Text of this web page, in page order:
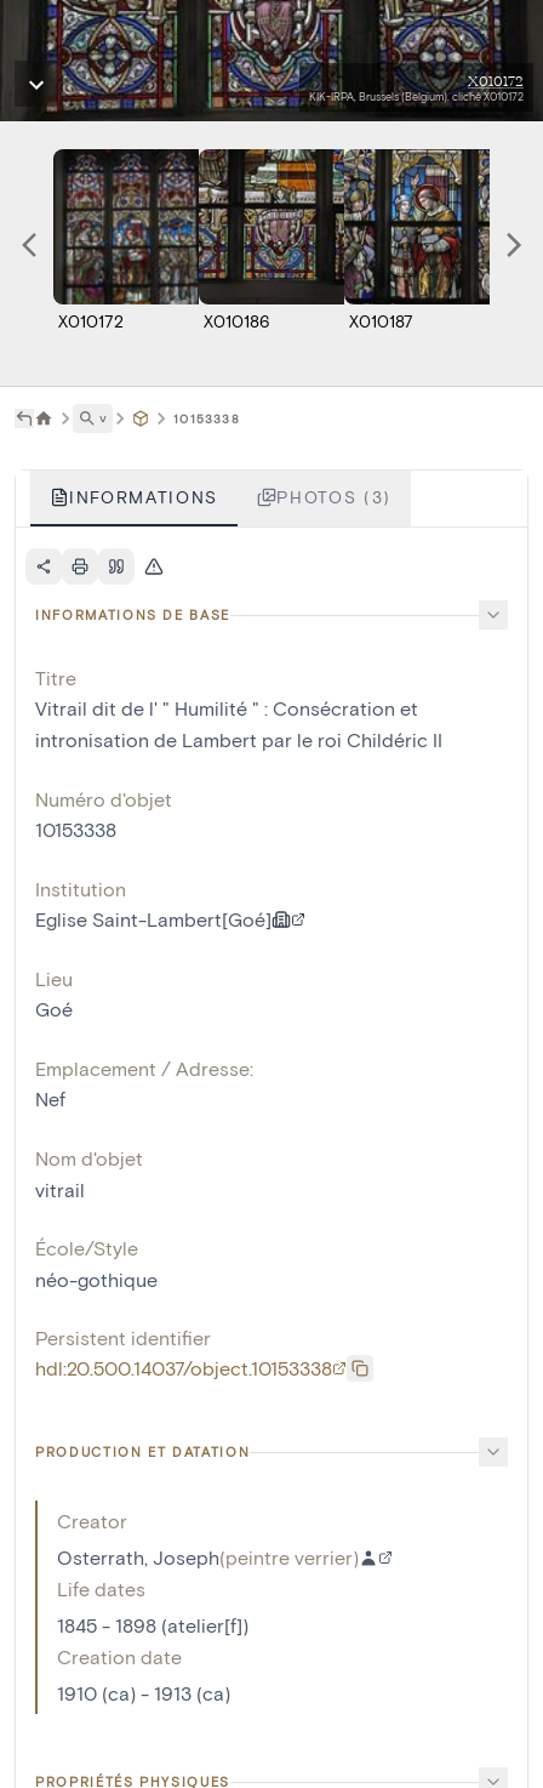
X010172
KIK-IRPA, Brussels (Belgium), cliché X010172
X010172 X010186 X010187
˅ 10153338
INFORMATIONS PHOTOS (3)
INFORMATIONS DE BASE
Titre
Vitrail dit de l' " Humilité " : Consécration et
intronisation de Lambert par le roi Childéric II
Numéro d'objet
10153338
Institution
Eglise Saint-Lambert[Goé]
Lieu
Goé
Emplacement / Adresse:
Nef
Nom d'objet
vitrail
École/Style
néo-gothique
Persistent identifier
hdl:20.500.14037/object.10153338
PRODUCTION ET DATATION
Creator
Osterrath, Joseph(peintre verrier)
Life dates
1845 - 1898 (atelier[f])
Creation date
1910 (ca) - 1913 (ca)
PROPRIÉTÉS PHYSIQUES